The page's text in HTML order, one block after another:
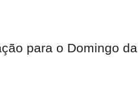
para o Domingo da